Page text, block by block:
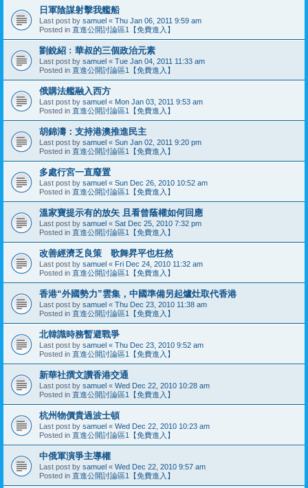
日軍陰謀射擊我艦船
Last post by samuel « Thu Jan 06, 2011 9:59 am
Posted in 直進公開討論區1【免費進入】
劉銳紹﹕華叔的三個政治元素
Last post by samuel « Tue Jan 04, 2011 11:33 am
Posted in 直進公開討論區1【免費進入】
俄購法艦融入西方
Last post by samuel « Mon Jan 03, 2011 9:53 am
Posted in 直進公開討論區1【免費進入】
胡錦濤：支持港澳推進民主
Last post by samuel « Sun Jan 02, 2011 9:20 pm
Posted in 直進公開討論區1【免費進入】
多處行宮一直廢置
Last post by samuel « Sun Dec 26, 2010 10:52 am
Posted in 直進公開討論區1【免費進入】
溫家寶提示有的放矢 且看曾蔭權如何回應
Last post by samuel « Sat Dec 25, 2010 7:32 pm
Posted in 直進公開討論區1【免費進入】
改善經濟乏良策 歌舞昇平也枉然
Last post by samuel « Fri Dec 24, 2010 11:32 am
Posted in 直進公開討論區1【免費進入】
香港“外國勢力”雲集，中國準備另起爐灶取代香港
Last post by samuel « Thu Dec 23, 2010 11:38 am
Posted in 直進公開討論區1【免費進入】
北韓識時務暫避戰爭
Last post by samuel « Thu Dec 23, 2010 9:52 am
Posted in 直進公開討論區1【免費進入】
新華社撰文讚香港交通
Last post by samuel « Wed Dec 22, 2010 10:28 am
Posted in 直進公開討論區1【免費進入】
杭州物價貴過波士頓
Last post by samuel « Wed Dec 22, 2010 10:23 am
Posted in 直進公開討論區1【免費進入】
中俄軍演爭主導權
Last post by samuel « Wed Dec 22, 2010 9:57 am
Posted in 直進公開討論區1【免費進入】